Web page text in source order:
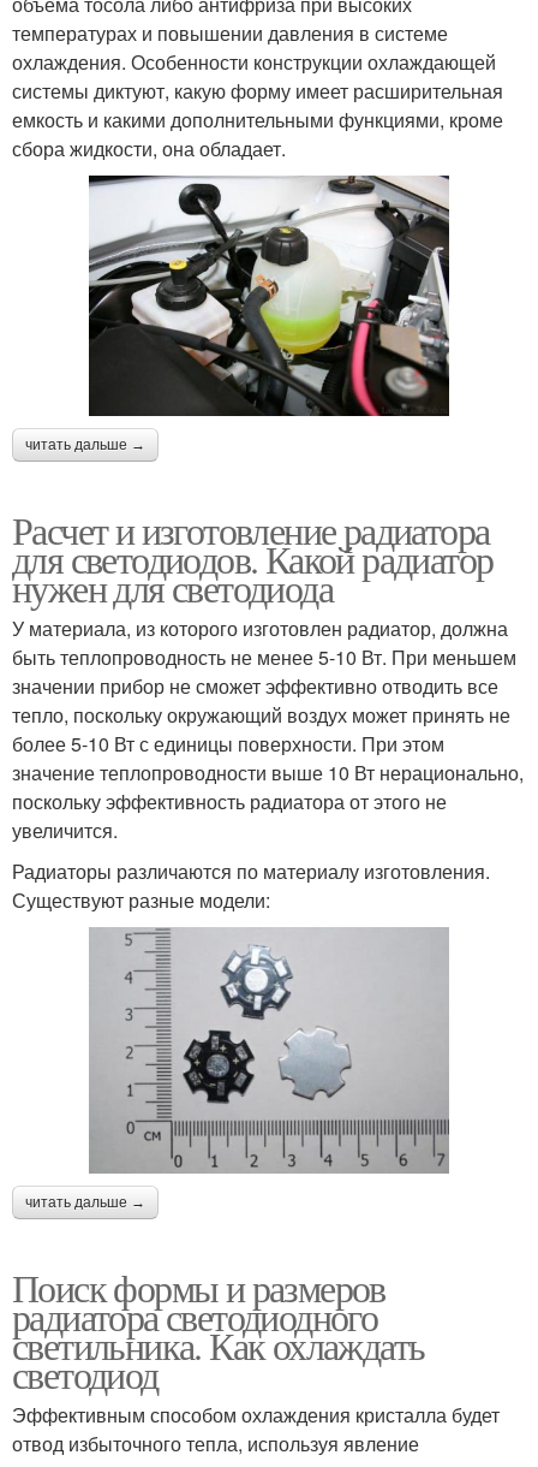
температурах и повышении давления в системе
охлаждения. Особенности конструкции охлаждающей
системы диктуют, какую форму имеет расширительная
емкость и какими дополнительными функциями, кроме
сбора жидкости, она обладает.
читать дальше →
Расчет и изготовление радиатора
для светодиодов. Какой радиатор
нужен для светодиода
У материала, из которого изготовлен радиатор, должна
быть теплопроводность не менее 5-10 Вт. При меньшем
значении прибор не сможет эффективно отводить все
тепло, поскольку окружающий воздух может принять не
более 5-10 Вт с единицы поверхности. При этом
значение теплопроводности выше 10 Вт нерационально,
поскольку эффективность радиатора от этого не
увеличится.
Радиаторы различаются по материалу изготовления.
Существуют разные модели:
читать дальше →
Поиск формы и размеров
радиатора светодиодного
светильника. Как охлаждать
светодиод
Эффективным способом охлаждения кристалла будет
отвод избыточного тепла, используя явление